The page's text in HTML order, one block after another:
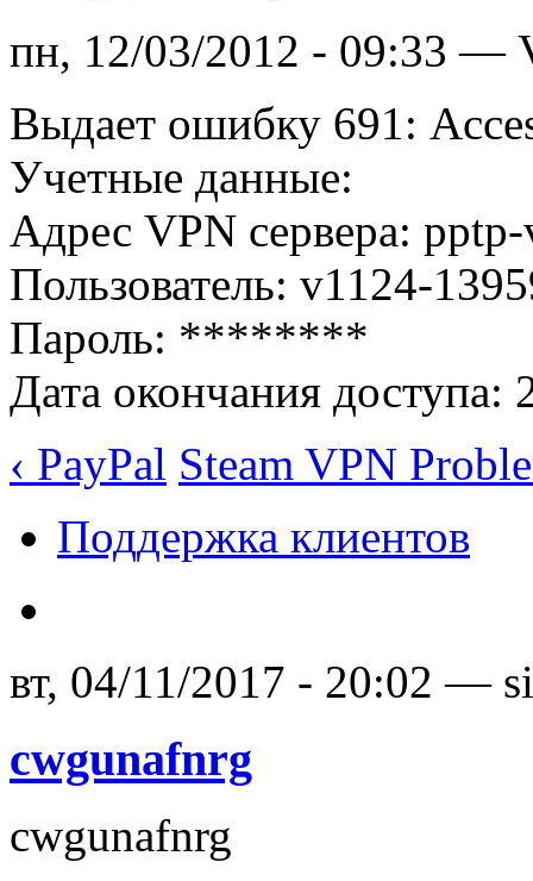
пн, 12/03/2012 - 09:33 —
Выдает ошибку 691:
Учетные данные:
Адрес VPN сервера:
Пользователь: v1124-
Пароль: ********
Дата окончания доступа:
‹ PayPal Steam VPN
Поддержка клиентов
вт, 04/11/2017 - 20:02 —
cwgunafnrg
cwgunafnrg